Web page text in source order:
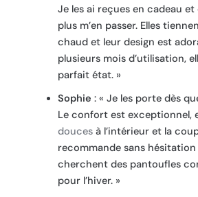
Je les ai reçues en cadeau
plus m’en passer. Elles
chaud et leur design est
plusieurs mois d’utilisation,
parfait état. »
Sophie : « Je les porte dès
Le confort est exceptionnel,
doucesà l’intérieur et la
recommande sans
cherchent des pantoufles
pour l’hiver. »